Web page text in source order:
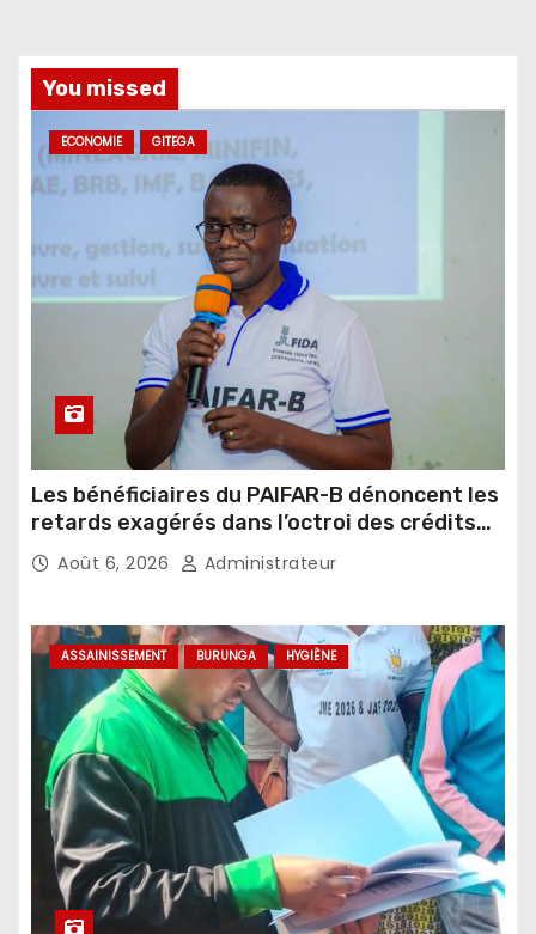
You missed
ECONOMIE GITEGA
Les bénéficiaires du PAIFAR-B dénoncent les
retards exagérés dans l’octroi des crédits
agricoles
Août 6, 2026 Administrateur
ASSAINISSEMENT BURUNGA HYGIÈNE